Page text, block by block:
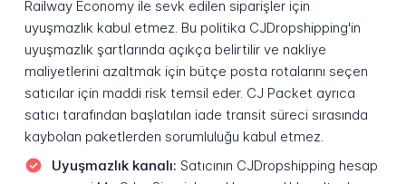
Railway Economy ile sevk edilen siparişler için
uyuşmazlık kabul etmez. Bu politika CJDropshipping'in
uyuşmazlık şartlarında açıkça belirtilir ve nakliye
maliyetlerini azaltmak için bütçe posta rotalarını seçen
satıcılar için maddi risk temsil eder. CJ Packet ayrıca
satıcı tarafından başlatılan iade transit süreci sırasında
kaybolan paketlerden sorumluluğu kabul etmez.
Uyuşmazlık kanalı: Satıcının CJDropshipping hesap